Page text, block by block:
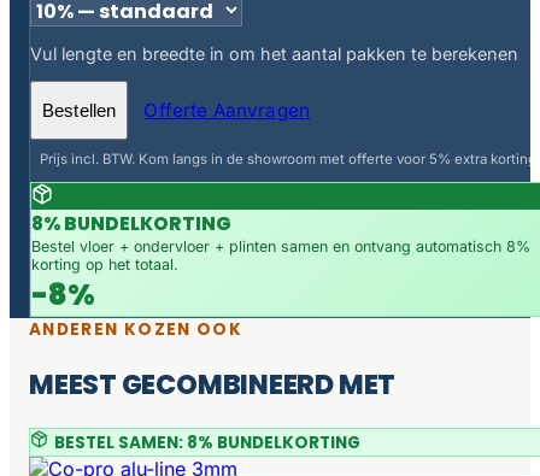
Vul lengte en breedte in om het aantal pakken te berekenen
Bestellen Offerte Aanvragen
Prijs incl. BTW. Kom langs in de showroom met offerte voor 5% extra korting.
8% BUNDELKORTING
Bestel vloer + ondervloer + plinten samen en ontvang automatisch 8%
korting op het totaal.
-8%
ANDEREN KOZEN OOK
MEEST GECOMBINEERD MET
BESTEL SAMEN: 8% BUNDELKORTING